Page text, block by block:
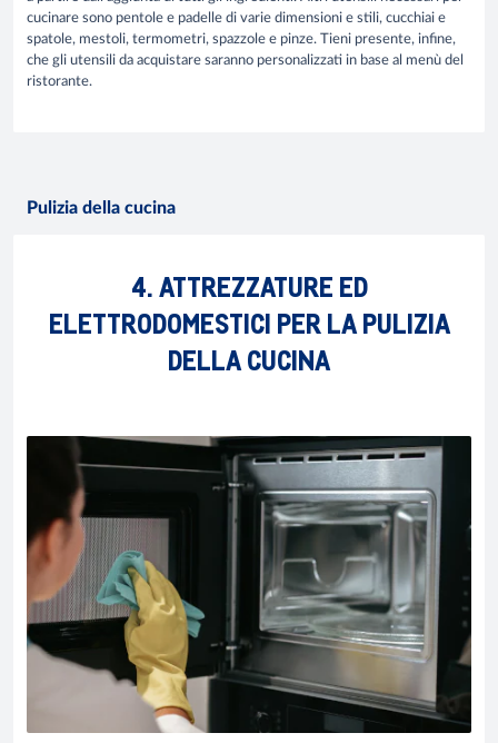
cucinare sono pentole e padelle di varie dimensioni e stili, cucchiai e
spatole, mestoli, termometri, spazzole e pinze. Tieni presente, infine,
che gli utensili da acquistare saranno personalizzati in base al menù del
ristorante.
Pulizia della cucina
4. ATTREZZATURE ED
ELETTRODOMESTICI PER LA PULIZIA
DELLA CUCINA